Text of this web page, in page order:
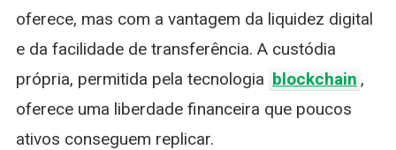
oferece, mas com a vantagem da liquidez digital
e da facilidade de transferência. A custódia
própria, permitida pela tecnologia blockchain ,
oferece uma liberdade financeira que poucos
ativos conseguem replicar.